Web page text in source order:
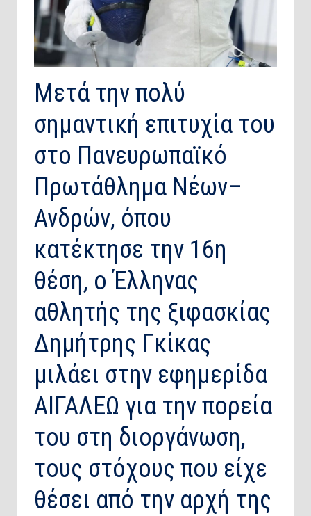
Μετά την πολύ
σημαντική επιτυχία του
στο Πανευρωπαϊκό
Πρωτάθλημα Νέων–
Ανδρών, όπου
κατέκτησε την 16η
θέση, ο Έλληνας
αθλητής της ξιφασκίας
Δημήτρης Γκίκας
μιλάει στην εφημερίδα
ΑΙΓΑΛΕΩ για την πορεία
του στη διοργάνωση,
τους στόχους που είχε
θέσει από την αρχή της